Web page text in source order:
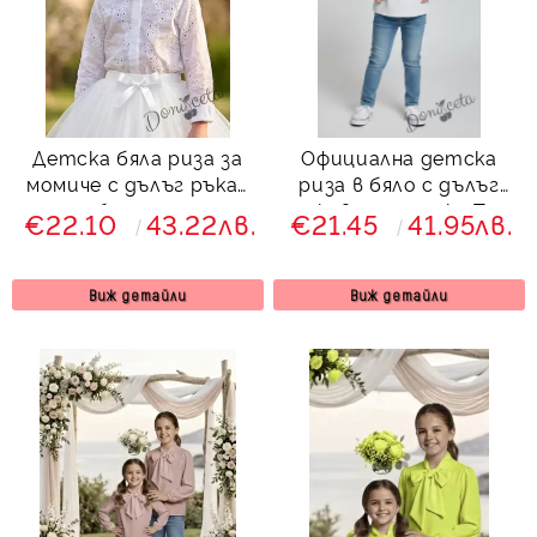
Детска бяла риза за
момиче с дълъг ръкав
с бродерии
€22.10 43.22лв.
Виж детайли
Официална детска
риза в бяло с дълъг
ръкав и панделка Тея
€21.45 41.95лв.
Виж детайли